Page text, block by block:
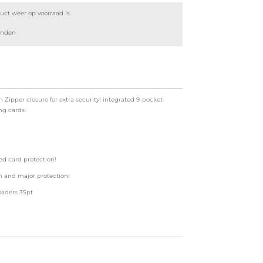
weer op voorraad is.
closure for extra security! integrated 9-pocket-
cards.
card protection!
and major protection!
35pt